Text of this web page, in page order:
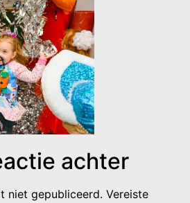
achter
niet gepubliceerd. Vereiste